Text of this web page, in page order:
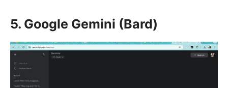
5. Google Gemini (Bard)